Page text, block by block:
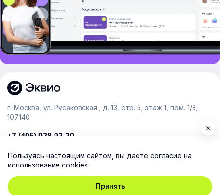
г. Москва, ул. Русаковская., д. 13, стр. 5, этаж 1, пом. 1/3,
107140
+7 (495) 928-92-20
Расскажем о платформе и предоставим бесплатный
демо-доступ
Пользуясь настоящим сайтом, вы даёте согласие на
использование cookies.
Принять